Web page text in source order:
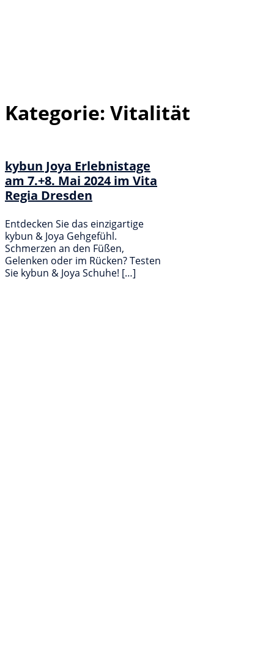
Kategorie: Vitalität
kybun Joya Erlebnistage
am 7.+8. Mai 2024 im Vita
Regia Dresden
Entdecken Sie das einzigartige
kybun & Joya Gehgefühl.
Schmerzen an den Füßen,
Gelenken oder im Rücken? Testen
Sie kybun & Joya Schuhe! […]